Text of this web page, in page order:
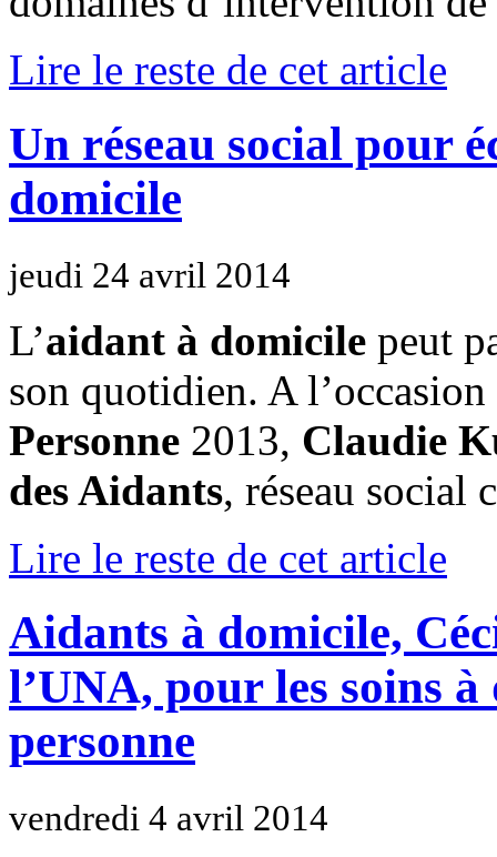
Lire le reste de cet article
Un réseau social pour
domicile
jeudi 24 avril 2014
L’aidant à domicile peut
son quotidien. A
Personne 2013, Claudie
des Aidants, réseau social
Lire le reste de cet article
Aidants à domicile,
l’UNA, pour les soins
personne
vendredi 4 avril 2014